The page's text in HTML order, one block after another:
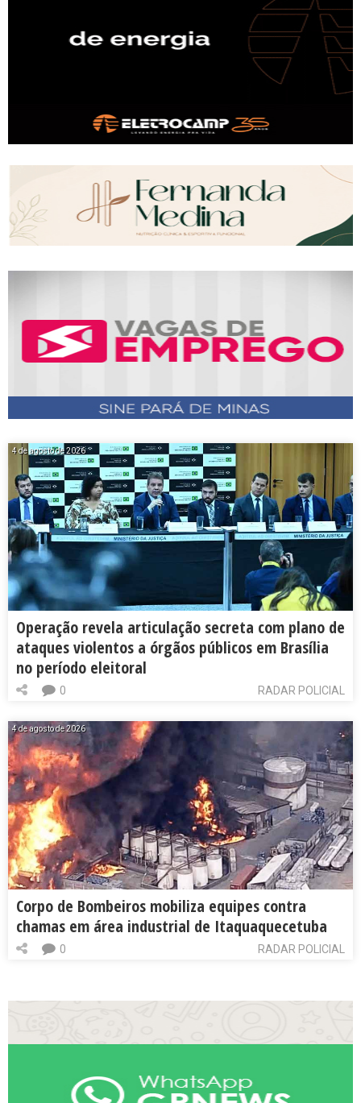
4 de agosto de 2026
Operação revela articulação secreta com plano de
ataques violentos a órgãos públicos em Brasília
no período eleitoral
RADAR POLICIAL
0
4 de agosto de 2026
Corpo de Bombeiros mobiliza equipes contra
chamas em área industrial de Itaquaquecetuba
RADAR POLICIAL
0